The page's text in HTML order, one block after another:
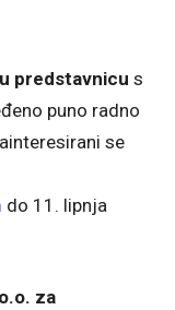
predstavnicu s
puno radno
se
do 11. lipnja
za